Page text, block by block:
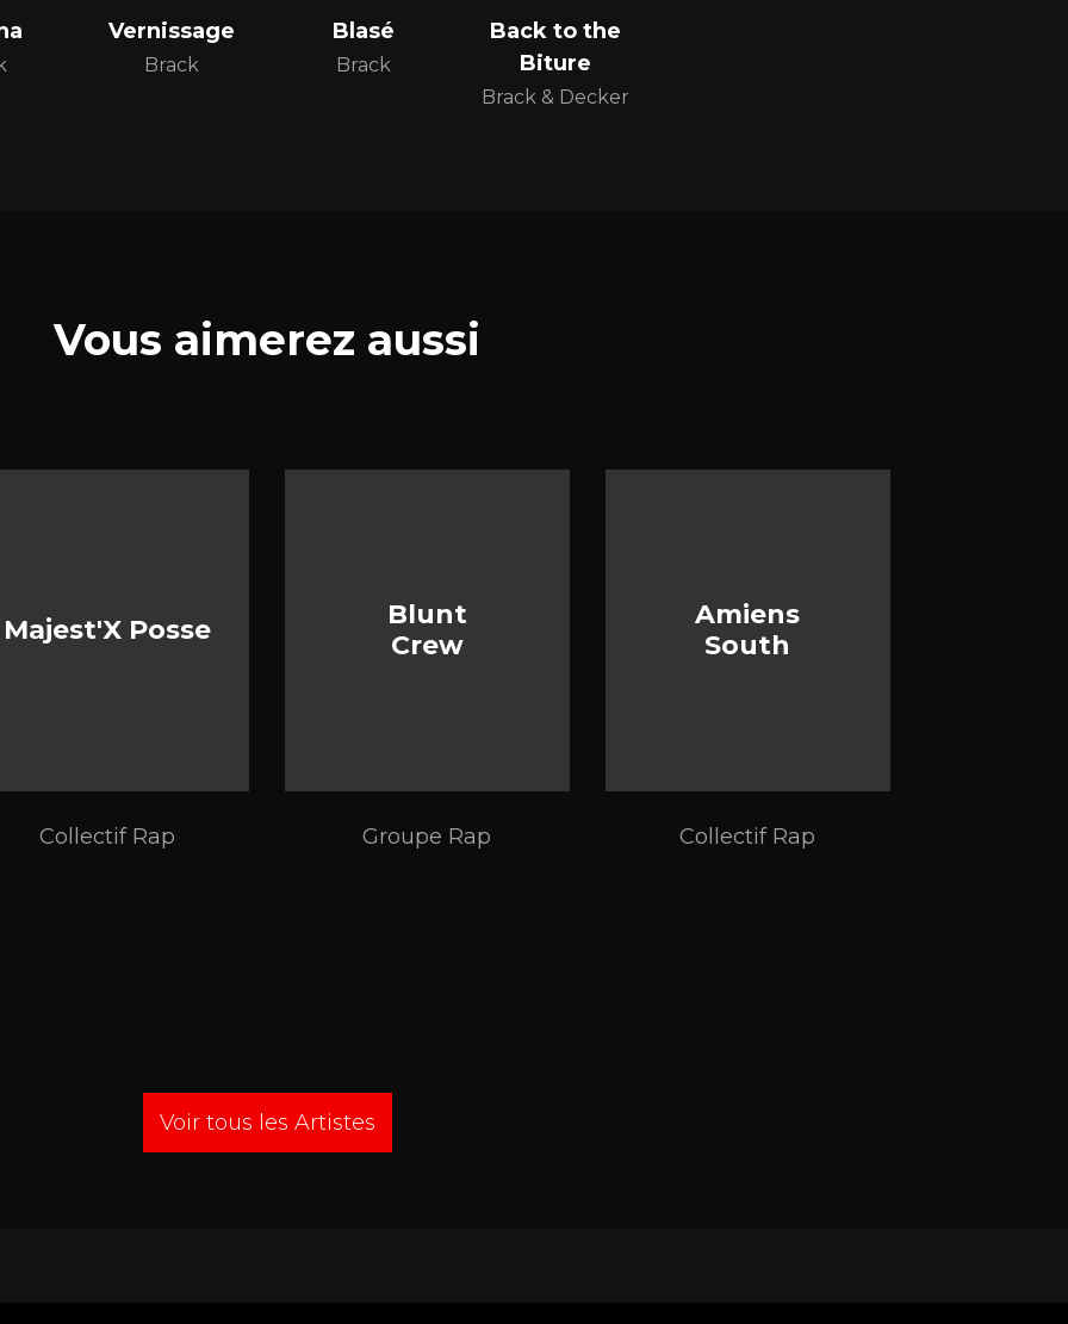
Vernissage
Brack
Blasé
Brack
Back to the
Biture
Brack & Decker
Vous aimerez aussi
Majest'X Posse
Collectif Rap
Blunt
Crew
Groupe Rap
Amiens
South
Collectif Rap
Voir tous les Artistes